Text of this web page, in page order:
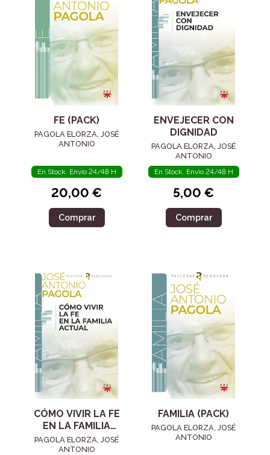
FE (PACK)
PAGOLA ELORZA, JOSÉ
ANTONIO
En Stock. Envío 24/48 H
20,00 €
Comprar
ENVEJECER CON
DIGNIDAD
PAGOLA ELORZA, JOSÉ
ANTONIO
En Stock. Envío 24/48 H
5,00 €
Comprar
CÓMO VIVIR LA FE
EN LA FAMILIA
ACTUAL
PAGOLA ELORZA, JOSÉ
ANTONIO
FAMILIA (PACK)
PAGOLA ELORZA, JOSÉ
ANTONIO